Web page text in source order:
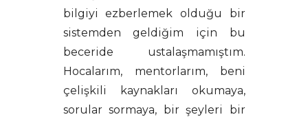
bilgiyi ezberlemek olduğu bir
sistemden geldiğim için bu
beceride ustalaşmamıştım.
Hocalarım, mentorlarım, beni
çelişkili kaynakları okumaya,
sorular sormaya, bir şeyleri bir